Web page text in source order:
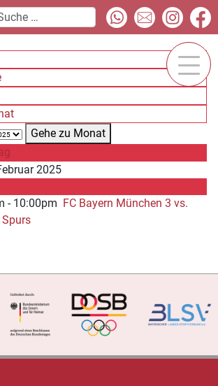
Gehe zu Monat
2025
- 10:00pm FC Bayern München 3 vs.